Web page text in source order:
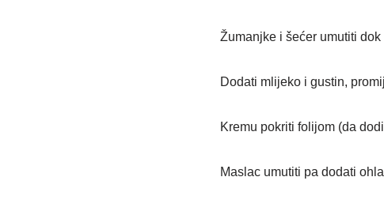
Žumanjke i šećer umutiti
Dodati mlijeko i gustin,
Kremu pokriti folijom (da
Maslac umutiti pa dodati